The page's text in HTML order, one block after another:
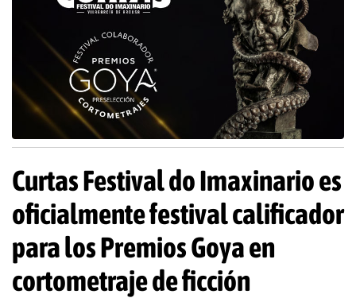
Curtas Festival do Imaxinario es
oficialmente festival calificador
para los Premios Goya en
cortometraje de ficción